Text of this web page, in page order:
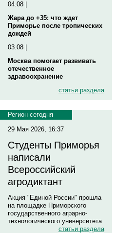
04.08 |
Жара до +35: что ждет
Приморье после тропических
дождей
03.08 |
Москва помогает развивать
отечественное
здравоохранение
статьи раздела
Регион сегодня
29 Мая 2026, 16:37
Студенты Приморья
написали
Всероссийский
агродиктант
Акция "Единой России" прошла
на площадке Приморского
государственного аграрно-
технологического университета
статьи раздела